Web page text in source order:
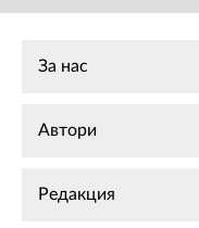
За нас
Автори
Редакция